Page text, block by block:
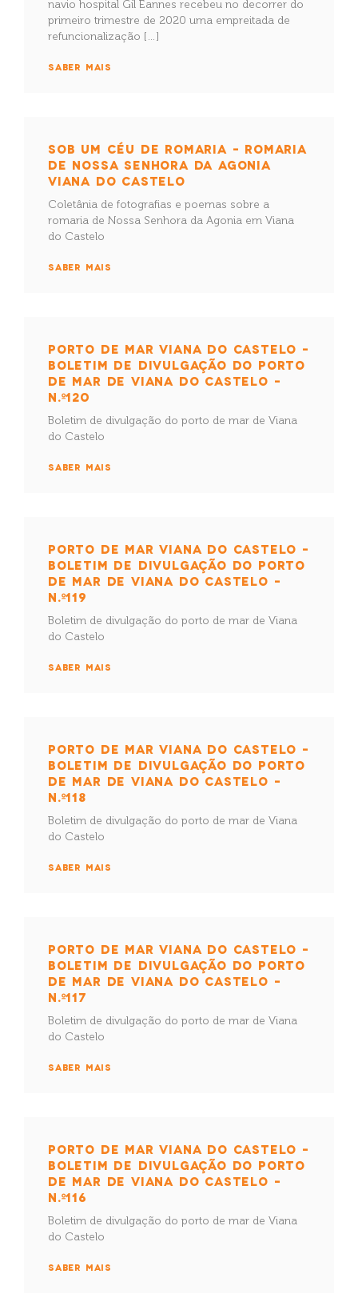
navio hospital Gil Eannes recebeu no decorrer do
primeiro trimestre de 2020 uma empreitada de
refuncionalização […]
SABER MAIS
SOB UM CÉU DE ROMARIA – ROMARIA
DE NOSSA SENHORA DA AGONIA
VIANA DO CASTELO
Coletânia de fotografias e poemas sobre a
romaria de Nossa Senhora da Agonia em Viana
do Castelo
SABER MAIS
PORTO DE MAR VIANA DO CASTELO –
BOLETIM DE DIVULGAÇÃO DO PORTO
DE MAR DE VIANA DO CASTELO –
N.º120
Boletim de divulgação do porto de mar de Viana
do Castelo
SABER MAIS
PORTO DE MAR VIANA DO CASTELO –
BOLETIM DE DIVULGAÇÃO DO PORTO
DE MAR DE VIANA DO CASTELO –
N.º119
Boletim de divulgação do porto de mar de Viana
do Castelo
SABER MAIS
PORTO DE MAR VIANA DO CASTELO –
BOLETIM DE DIVULGAÇÃO DO PORTO
DE MAR DE VIANA DO CASTELO –
N.º118
Boletim de divulgação do porto de mar de Viana
do Castelo
SABER MAIS
PORTO DE MAR VIANA DO CASTELO –
BOLETIM DE DIVULGAÇÃO DO PORTO
DE MAR DE VIANA DO CASTELO –
N.º117
Boletim de divulgação do porto de mar de Viana
do Castelo
SABER MAIS
PORTO DE MAR VIANA DO CASTELO –
BOLETIM DE DIVULGAÇÃO DO PORTO
DE MAR DE VIANA DO CASTELO –
N.º116
Boletim de divulgação do porto de mar de Viana
do Castelo
SABER MAIS